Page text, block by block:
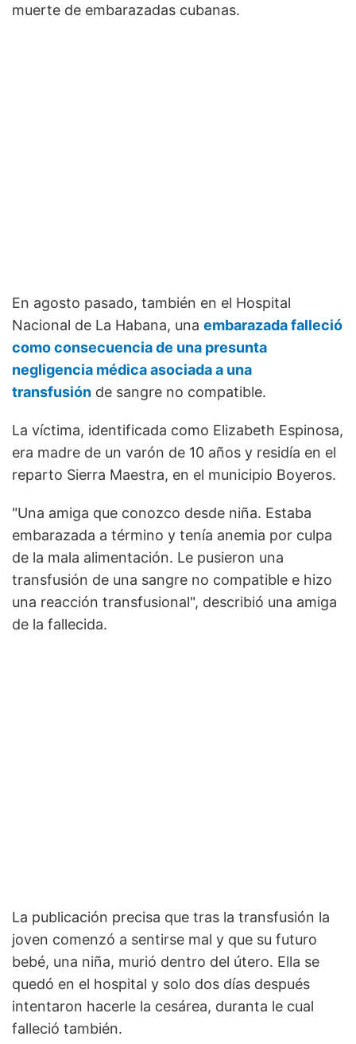
muerte de embarazadas cubanas.
En agosto pasado, también en el Hospital
Nacional de La Habana, una embarazada falleció
como consecuencia de una presunta
negligencia médica asociada a una
transfusión de sangre no compatible.
La víctima, identificada como Elizabeth Espinosa,
era madre de un varón de 10 años y residía en el
reparto Sierra Maestra, en el municipio Boyeros.
"Una amiga que conozco desde niña. Estaba
embarazada a término y tenía anemia por culpa
de la mala alimentación. Le pusieron una
transfusión de una sangre no compatible e hizo
una reacción transfusional", describió una amiga
de la fallecida.
La publicación precisa que tras la transfusión la
joven comenzó a sentirse mal y que su futuro
bebé, una niña, murió dentro del útero. Ella se
quedó en el hospital y solo dos días después
intentaron hacerle la cesárea, duranta le cual
falleció también.